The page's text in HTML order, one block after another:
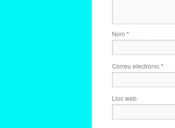
Nom *
Correu electrònic*
Lloc web